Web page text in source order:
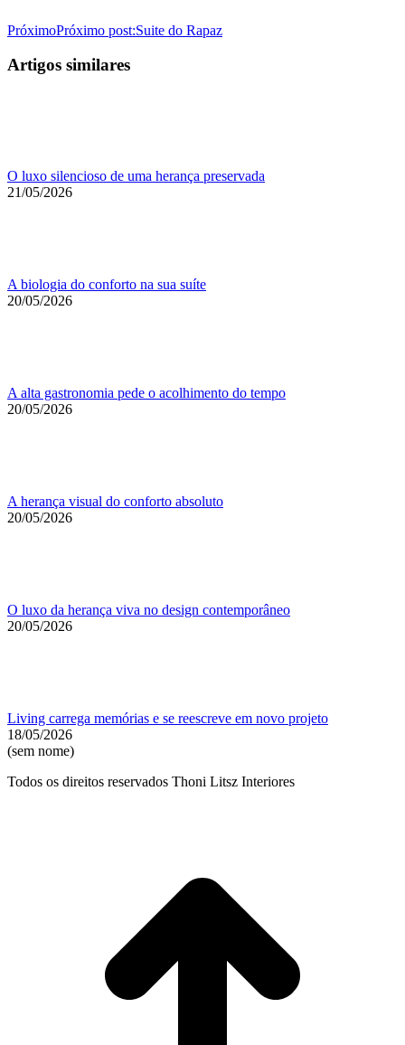
PróximoPróximo post:Suite do Rapaz
Artigos similares
O luxo silencioso de uma herança preservada
21/05/2026
A biologia do conforto na sua suíte
20/05/2026
A alta gastronomia pede o acolhimento do tempo
20/05/2026
A herança visual do conforto absoluto
20/05/2026
O luxo da herança viva no design contemporâneo
20/05/2026
Living carrega memórias e se reescreve em novo projeto
18/05/2026
(sem nome)
Todos os direitos reservados Thoni Litsz Interiores